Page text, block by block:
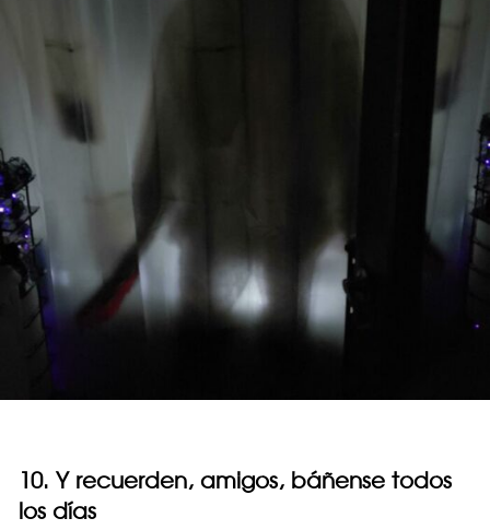
10. Y recuerden, amigos, báñense todos
los días